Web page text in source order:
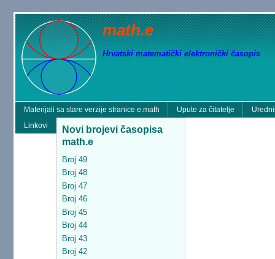
math.e
Hrvatski matematički elektronički časopis
Materijali sa stare verzije stranice e.math Upute za čitatelje
Linkovi
Novi brojevi časopisa
math.e
Broj 49
Broj 48
Broj 47
Broj 46
Broj 45
Broj 44
Broj 43
Broj 42